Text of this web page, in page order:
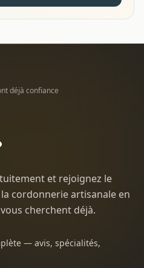
déjà confiance
et rejoignez le
cordonnerie artisanale en
cherchent déjà.
— avis, spécialités,